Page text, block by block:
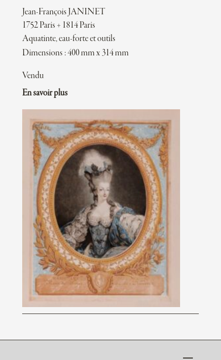
Jean-François JANINET
1752 Paris + 1814 Paris
Aquatinte, eau-forte et outils
Dimensions : 400 mm x 314 mm
Vendu
En savoir plus